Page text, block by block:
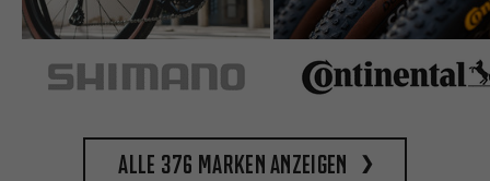
Alle 376 Marken anzeigen